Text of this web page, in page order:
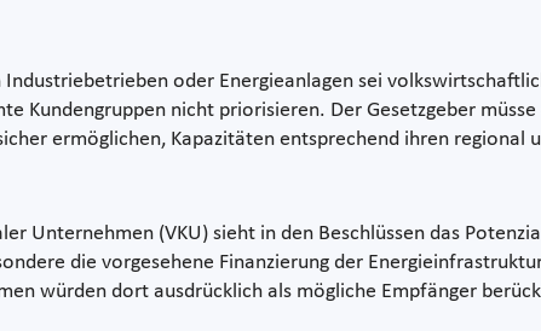
Industriebetrieben oder Energieanlagen sei
Kundengruppen nicht priorisieren. Der Gesetzgeber
ermöglichen, Kapazitäten entsprechend ihren
Unternehmen (VKU) sieht in den Beschlüssen das
die vorgesehene Finanzierung der
würden dort ausdrücklich als mögliche Empfänger